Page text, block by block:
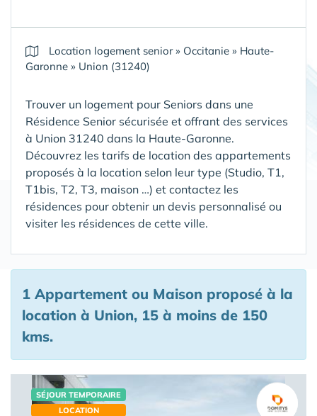
Location logement senior» Occitanie » Haute-
Garonne » Union (31240)
Trouver un logement pour Seniors dans une
Résidence Senior sécurisée et offrant des services
à Union 31240 dans la Haute-Garonne.
Découvrez les tarifs de location des appartements
proposés à la location selon leur type (Studio, T1,
T1bis, T2, T3, maison …) et contactez les
résidences pour obtenir un devis personnalisé ou
visiter les résidences de cette ville.
1 Appartement ou Maison proposé à la
location à Union, 15 à moins de 150
kms.
SÉJOUR TEMPORAIRE
LOCATION